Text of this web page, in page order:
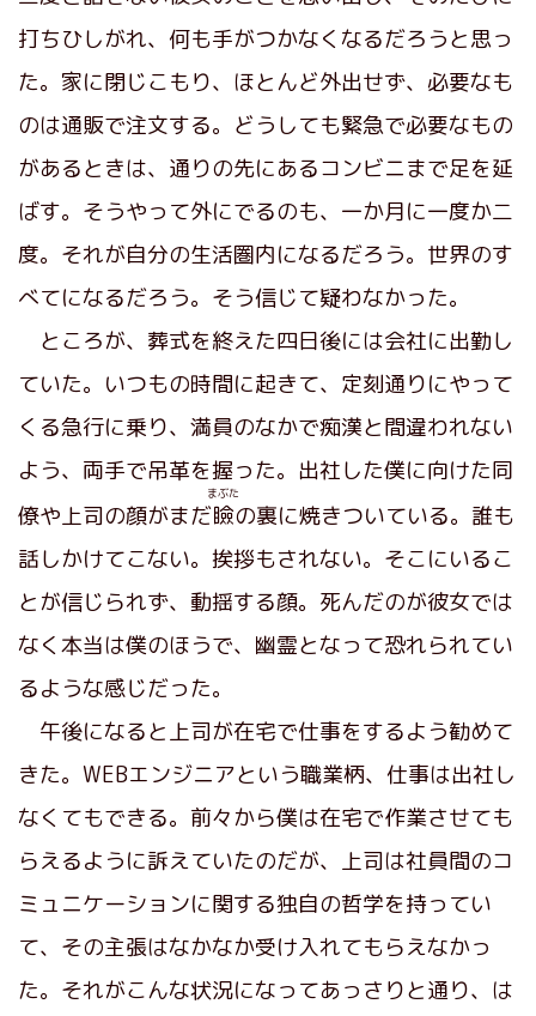
打ちひしがれ、何も手がつかなくなるだろうと思っ
た。家に閉じこもり、ほとんど外出せず、必要なも
のは通販で注文する。どうしても緊急で必要なもの
があるときは、通りの先にあるコンビニまで足を延
ばす。そうやって外にでるのも、一か月に一度か二
度。それが自分の生活圏内になるだろう。世界のす
べてになるだろう。そう信じて疑わなかった。
ところが、葬式を終えた四日後には会社に出勤し
ていた。いつもの時間に起きて、定刻通りにやって
くる急行に乗り、満員のなかで痴漢と間違われない
よう、両手で吊革を握った。出社した僕に向けた同
僚や上司の顔がまだ瞼
まぶた
の裏に焼きついている。誰も
話しかけてこない。挨拶もされない。そこにいるこ
とが信じられず、動揺する顔。死んだのが彼女では
なく本当は僕のほうで、幽霊となって恐れられてい
るような感じだった。
午後になると上司が在宅で仕事をするよう勧めて
きた。WEBエンジニアという職業柄、仕事は出社し
なくてもできる。前々から僕は在宅で作業させても
らえるように訴えていたのだが、上司は社員間のコ
ミュニケーションに関する独自の哲学を持ってい
て、その主張はなかなか受け入れてもらえなかっ
た。それがこんな状況になってあっさりと通り、は